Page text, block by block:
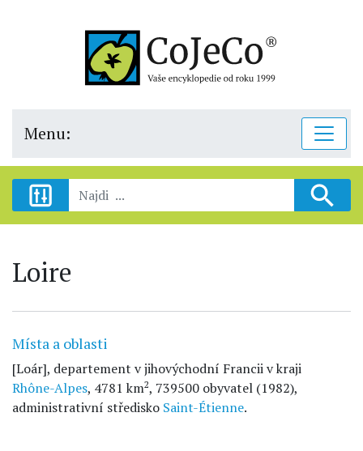
Menu:
Loire
Místa a oblasti
[Loár], departement v jihovýchodní Francii v kraji
Rhône-Alpes, 4781 km2, 739500 obyvatel (1982),
administrativní středisko Saint-Étienne.